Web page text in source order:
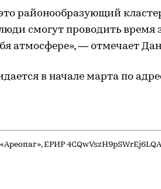
районообразующий
смогут проводить время
атмосфере», — отмечает
в начале марта по
ЕРИР 4CQwVszH9pSWrEj6LQA